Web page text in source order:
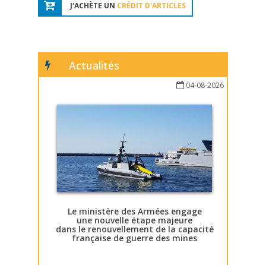
J'ACHÈTE UN CRÉDIT D'ARTICLES
Actualités
04-08-2026
Le ministère des Armées engage
une nouvelle étape majeure
dans le renouvellement de la capacité
française de guerre des mines